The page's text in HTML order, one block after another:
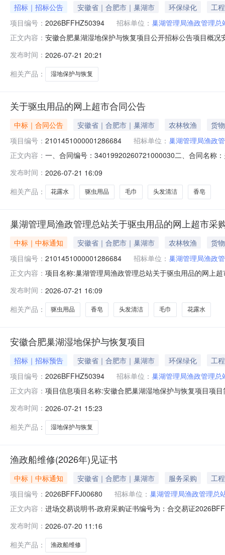
招标｜招标公告 安徽省｜合肥市｜巢湖市 环保绿化
工程
项目编号： 2026BFFHZ50394 招标单位： 巢湖管理局渔政管理总
正文内容： 安徽合肥巢湖湿地保护与恢复项目公开招标公告项目概
目预算金额：117.32万元最高限价：117.32万元采购需
成全部
发布时间： 2026-07-21 20:21
相关产品：
湿地保护与恢复
关于驱虫用品的网上超市合同公告
中标｜合同公告 安徽省｜合肥市｜巢湖市 农林牧渔
货物
项目编号： 2101451000001286684 招标单位： 巢湖管理局渔政
正文内容： 一、合同编号：34019920260721000030二、合同名称
安徽省合肥市巢湖市安徽省合肥市巢湖市南巢商业街四
发布时间： 2026-07-21 16:09
相关产品：
花露水 驱虫用品 毛巾 头发清洁 香皂
巢湖管理局渔政管理总站关于驱虫用品的网上超市采
中标｜中标通知 安徽省｜合肥市｜巢湖市 农林牧渔
货物
项目编号： 2101451000001286684 招标单位： 巢湖管理局渔政
正文内容： 项目名称:巢湖管理局渔政管理总站关于驱虫用品的网上
理总站采购单位地址:巢湖市姥山路巢湖管理局环保楼三
发布时间： 2026-07-21 16:09
相关产品：
驱虫用品 香皂 头发清洁 毛巾 花露水
安徽合肥巢湖湿地保护与恢复项目
招标｜招标预告 安徽省｜合肥市｜巢湖市 环保绿化
工程
项目编号： 2026BFFHZ50394 招标单位： 巢湖管理局渔政管理总
正文内容： 项目信息项目名称:安徽合肥巢湖湿地保护与恢复项目项
资源交易集团项目管理有限公司项目建立时间:2026-07-
发布时间： 2026-07-21 15:23
相关产品：
湿地保护与恢复
渔政船维修(2026年)见证书
中标｜中标通知 安徽省｜合肥市｜巢湖市 服务采购
工程
项目编号： 2026BFFFJ00680 招标单位： 巢湖管理局渔政管理总
正文内容： 进场交易说明书-政府采购证书编号为：合交易证
交易集团项目管理有限公司监管部门合肥市公共资源交
有限公司统
发布时间： 2026-07-20 11:16
相关产品：
渔政船维修